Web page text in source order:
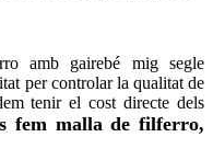
amb gairebé mig segle
per controlar la qualitat de
tenir el cost directe dels
fem malla de filferro,